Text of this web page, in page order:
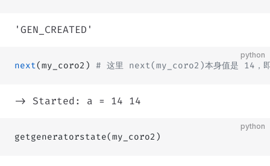
'GEN_CREATED'
python
next(my_coro2) # 这里 next(my_coro2)本身值是 14
-> Started: a = 14 14
python
getgeneratorstate(my_coro2)